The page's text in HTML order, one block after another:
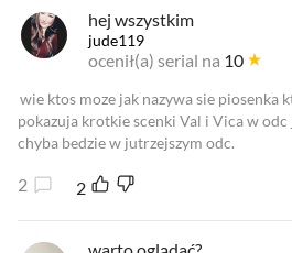
hej wszystkim
jude119
ocenił(a) serial na 10
wie ktos moze jak nazywa sie piosenka
pokazuja krotkie scenki Val i Vica w
chyba bedzie w jutrzejszym odc.
2 2